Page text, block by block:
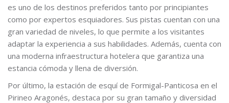
es uno de los destinos preferidos tanto por principiantes
como por expertos esquiadores. Sus pistas cuentan con una
gran variedad de niveles, lo que permite a los visitantes
adaptar la experiencia a sus habilidades. Además, cuenta con
una moderna infraestructura hotelera que garantiza una
estancia cómoda y llena de diversión.
Por último, la estación de esquí de Formigal-Panticosa en el
Pirineo Aragonés, destaca por su gran tamaño y diversidad